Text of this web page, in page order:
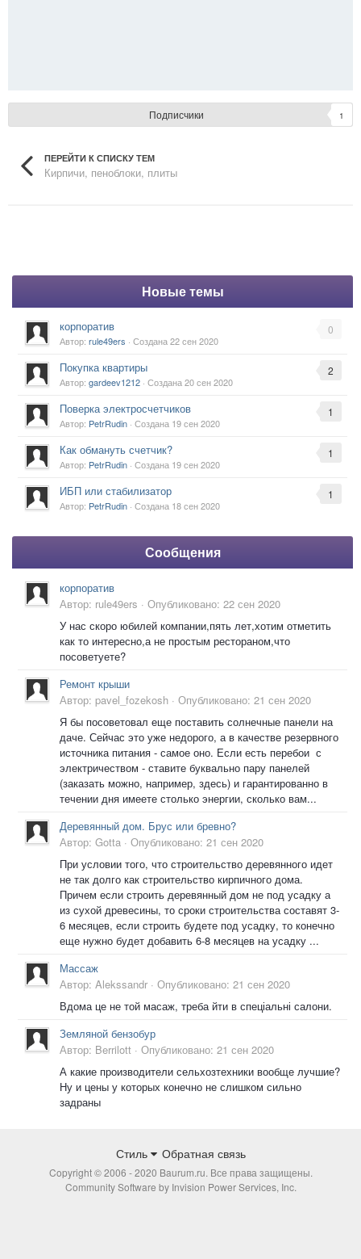
Подписчики 1
ПЕРЕЙТИ К СПИСКУ ТЕМ
Кирпичи, пеноблоки, плиты
Новые темы
0
корпоратив
Автор: rule49ers · Создана22 сен 2020
2
Покупка квартиры
Автор: gardeev1212 · Создана20 сен 2020
1
Поверка электросчетчиков
Автор: PetrRudin · Создана 19 сен 2020
1
Как обмануть счетчик?
Автор: PetrRudin · Создана 19 сен 2020
1
ИБП или стабилизатор
Автор: PetrRudin · Создана 18 сен 2020
Сообщения
корпоратив
Автор: rule49ers · Опубликовано: 22 сен 2020
У нас скоро юбилей компании,пять лет,хотим отметить
как то интересно,а не простым рестораном,что
посоветуете?
Ремонт крыши
Автор: pavel_fozekosh · Опубликовано: 21 сен 2020
Я бы посоветовал еще поставить солнечные панели на
даче. Сейчас это уже недорого, а в качестве резервного
источника питания - самое оно. Если есть перебои с
электричеством - ставите буквально пару панелей
(заказать можно, например, здесь) и гарантированно в
течении дня имеете столько энергии, сколько вам...
Деревянный дом. Брус или бревно?
Автор: Gotta · Опубликовано: 21 сен 2020
При условии того, что строительство деревянного идет
не так долго как строительство кирпичного дома.
Причем если строить деревянный дом не под усадку а
из сухой древесины, то сроки строительства составят 3-
6 месяцев, если строить будете под усадку, то конечно
еще нужно будет добавить 6-8 месяцев на усадку ...
Массаж
Автор: Alekssandr · Опубликовано: 21 сен 2020
Вдома це не той масаж, треба йти в спеціальні салони.
Земляной бензобур
Автор: Berrilott · Опубликовано: 21 сен 2020
А какие производители сельхозтехники вообще лучшие?
Ну и цены у которых конечно не слишком сильно
задраны
Стиль Обратная связь
Copyright © 2006 - 2020 Baurum.ru. Все права защищены.
Community Software by Invision Power Services, Inc.